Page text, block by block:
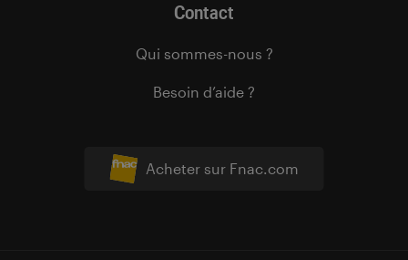
Acheter sur Fnac.com
Contact
Qui sommes-nous ?
Besoin d’aide ?